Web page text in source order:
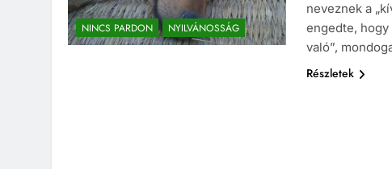
NINCS PARDON NYILVÁNOSSÁG
neveznek a
engedte, hogy
való”,
Részletek